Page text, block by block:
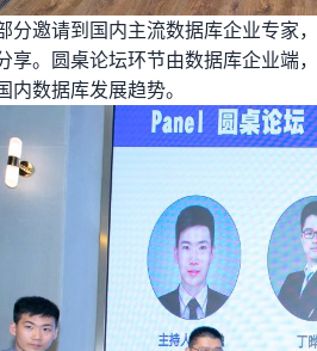
分邀请到国内主流数据库企业专家
享。圆桌论坛环节由数据库企业端
内数据库发展趋势。